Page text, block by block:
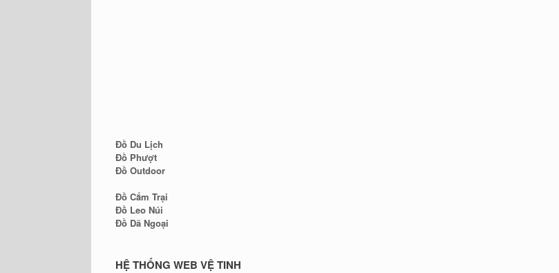
Đồ Du Lịch
Đồ Phượt
Đồ Outdoor
Đồ Cắm Trại
Đồ Leo Núi
Đồ Dã Ngoại
HỆ THỐNG WEB VỆ TINH